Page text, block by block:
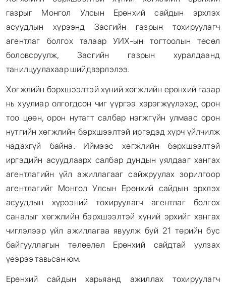
газрыг Монгол Улсын Ерөнхий сайдын эрхлэх
асуудлын хүрээнд Засгийн газрын тохируулагч
агентлаг болгох талаар УИХ-ын тогтоолын төсөл
боловсруулж, Засгийн газрын хуралдаанд
танилцуулахаар шийдвэрлэлээ.
Хөгжлийн бэрхшээлтэй хүний хөгжлийн ерөнхий газар
нь хуулиар олгогдсон чиг үүргээ хэрэгжүүлэхэд орон
тоо цөөн, орон нутагт салбар нэгжгүйн улмаас орон
нутгийн хөгжлийн бэрхшээлтэй иргэдэд хүрч үйлчилж
чадахгүй байна. Иймээс хөгжлийн бэрхшээлтэй
иргэдийн асуудлаарх салбар дундын уялдааг хангах
агентлагийн үйл ажиллагааг сайжруулах зорилгоор
агентлагийг Монгол Улсын Ерөнхий сайдын эрхлэх
асуудлын хүрээний тохируулагч агентлаг болгох
саналыг хөгжлийн бэрхшээлтэй хүний эрхийг хангах
чиглэлээр үйл ажиллагаа явуулж буй 21 төрийн бус
байгууллагын төлөөлөл Ерөнхий сайдтай уулзах
үеэрээ тавьсан юм.
Ерөнхий сайдын харьяанд ажиллах тохируулагч